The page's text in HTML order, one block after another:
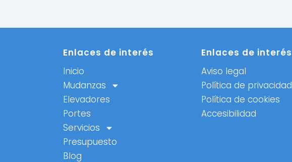
Enlaces de interés
Inicio
Mudanzas
Elevadores
Portes
Servicios
Presupuesto
Blog
Enlaces de interés
Aviso legal
Política de privacidad
Política de cookies
Accesibilidad